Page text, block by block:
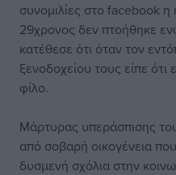
συνομιλίες στο facebook η
29χρονος δεν πτοήθηκε
κατέθεσε ότι όταν τον
ξενοδοχείου τους είπε ότι
φίλο.
Μάρτυρας υπεράσπισης
από σοβαρή οικογένεια
δυσμενή σχόλια στην